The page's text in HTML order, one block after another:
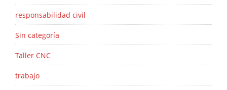
responsabilidad civil
Sin categoría
Taller CNC
trabajo